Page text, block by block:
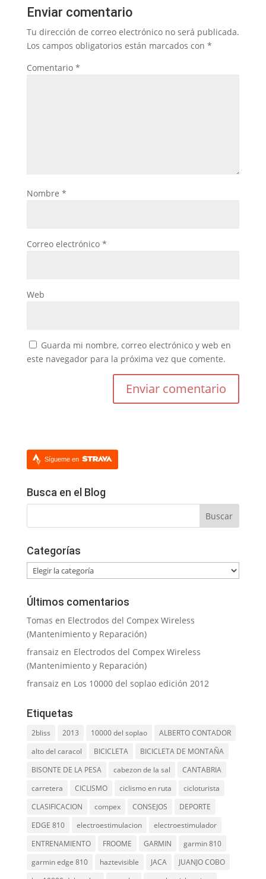
Enviar comentario
Tu dirección de correo electrónico no será publicada.
Los campos obligatorios están marcados con *
Comentario *
Nombre *
Correo electrónico *
Web
Guarda mi nombre, correo electrónico y web en
este navegador para la próxima vez que comente.
Sígueme en
Busca en el Blog
Categorías
Categorías
Últimos comentarios
Tomas en Electrodos del Compex Wireless
(Mantenimiento y Reparación)
fransaiz en Electrodos del Compex Wireless
(Mantenimiento y Reparación)
fransaiz en Los 10000 del soplao edición 2012
Etiquetas
2bliss 2013 10000 del soplao
ALBERTO CONTADOR
alto del caracol
BICICLETA
BICICLETA DE MONTAÑA
BISONTE DE LA PESA
cabezon de la sal
CANTABRIA
carretera
CICLISMO ciclismo en ruta
cicloturista
CLASIFICACION
compex CONSEJOS
DEPORTE
EDGE 810
electroestimulacion
electroestimulador
ENTRENAMIENTO
FROOME GARMIN
garmin 810
garmin edge 810
haztevisible JACA
JUANJO COBO